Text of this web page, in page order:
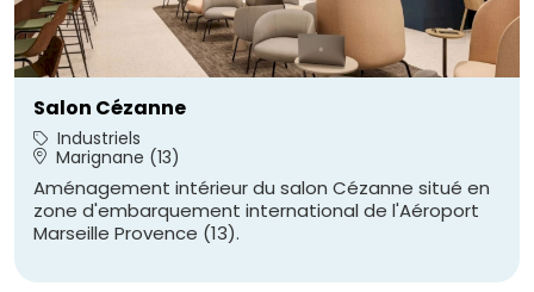
Salon Cézanne
Industriels
Marignane (13)
Aménagement intérieur du salon Cézanne situé en
zone d'embarquement international de l'Aéroport
Marseille Provence (13).